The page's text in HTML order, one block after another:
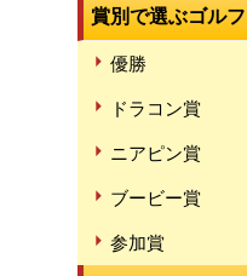
賞別で選ぶゴル
優勝
ドラコン賞
ニアピン賞
ブービー賞
参加賞